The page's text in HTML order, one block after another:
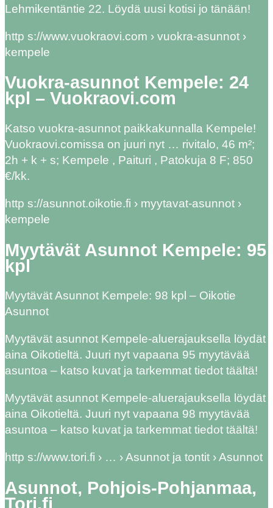
Lehmikentäntie 22. Löydä uusi kotisi jo tänään!
http s://www.vuokraovi.com › vuokra-asunnot ›
kempele
Vuokra-asunnot Kempele: 24
kpl – Vuokraovi.com
Katso vuokra-asunnot paikkakunnalla Kempele!
Vuokraovi.comissa on juuri nyt … rivitalo, 46 m²;
2h + k + s; Kempele , Paituri , Patokuja 8 F; 850
€/kk.
http s://asunnot.oikotie.fi › myytavat-asunnot ›
kempele
Myytävät Asunnot Kempele: 95
kpl
Myytävät Asunnot Kempele: 98 kpl – Oikotie
Asunnot
Myytävät asunnot Kempele-aluerajauksella löydät
aina Oikotieltä. Juuri nyt vapaana 95 myytävää
asuntoa – katso kuvat ja tarkemmat tiedot täältä!
Myytävät asunnot Kempele-aluerajauksella löydät
aina Oikotieltä. Juuri nyt vapaana 98 myytävää
asuntoa – katso kuvat ja tarkemmat tiedot täältä!
http s://www.tori.fi › … › Asunnot ja tontit › Asunnot
Asunnot, Pohjois-Pohjanmaa,
Tori.fi